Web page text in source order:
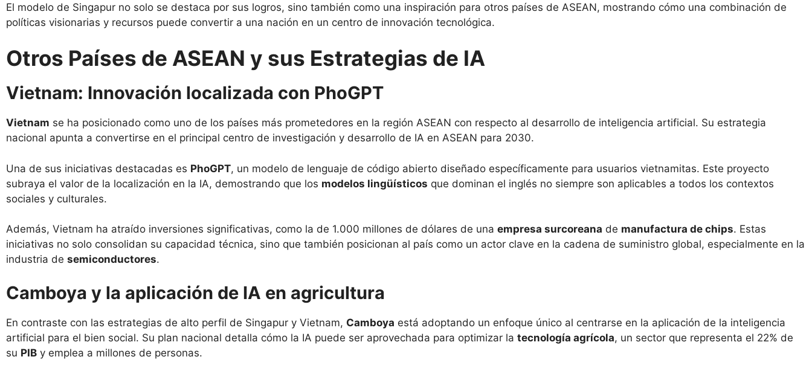
El modelo de Singapur no solo se destaca por sus logros, sino también como una inspiración para otros países de ASEAN, mostrando cómo una combinación de
políticas visionarias y recursos puede convertir a una nación en un centro de innovación tecnológica.
Otros Países de ASEAN y sus Estrategias de IA
Vietnam: Innovación localizada con PhoGPT
Vietnam se ha posicionado como uno de los países más prometedores en la región ASEAN con respecto al desarrollo de inteligencia artificial. Su estrategia
nacional apunta a convertirse en el principal centro de investigación y desarrollo de IA en ASEAN para 2030.
Una de sus iniciativas destacadas es PhoGPT, un modelo de lenguaje de código abierto diseñado específicamente para usuarios vietnamitas. Este proyecto
subraya el valor de la localización en la IA, demostrando que los modelos lingüísticos que dominan el inglés no siempre son aplicables a todos los contextos
sociales y culturales.
Además, Vietnam ha atraído inversiones significativas, como la de 1.000 millones de dólares de una empresa surcoreana de manufactura de chips. Estas
iniciativas no solo consolidan su capacidad técnica, sino que también posicionan al país como un actor clave en la cadena de suministro global, especialmente en la
industria de semiconductores.
Camboya y la aplicación de IA en agricultura
En contraste con las estrategias de alto perfil de Singapur y Vietnam, Camboya está adoptando un enfoque único al centrarse en la aplicación de la inteligencia
artificial para el bien social. Su plan nacional detalla cómo la IA puede ser aprovechada para optimizar la tecnología agrícola, un sector que representa el 22% de
su PIB y emplea a millones de personas.